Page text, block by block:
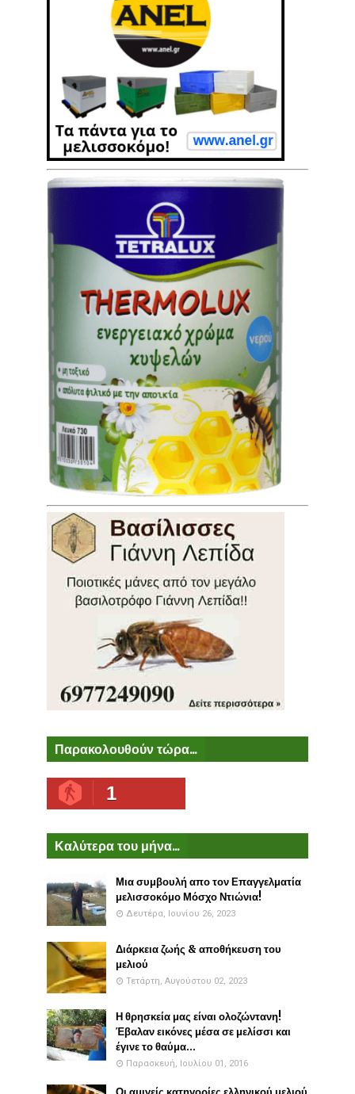
Παρακολουθούν τώρα...
1
Καλύτερα του μήνα...
Μια συμβουλή απο τον Επαγγελματία
μελισσοκόμο Μόσχο Ντιώνια!
Δευτέρα, Ιουνίου 26, 2023
Διάρκεια ζωής & αποθήκευση του
μελιού
Τετάρτη, Αυγούστου 02, 2023
Η θρησκεία μας είναι ολοζώντανη!
Έβαλαν εικόνες μέσα σε μελίσσι και
έγινε το θαύμα...
Παρασκευή, Ιουλίου 01, 2016